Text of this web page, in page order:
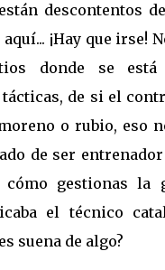
descontentos
¡Hay que irse!
donde se está
tácticas, de si el
o rubio, eso
de ser
gestionas la
el técnico
suena de algo?